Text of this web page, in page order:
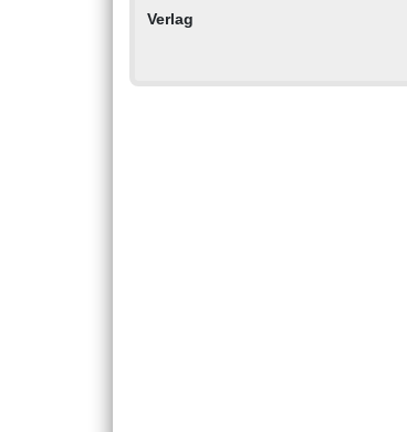
Verlag